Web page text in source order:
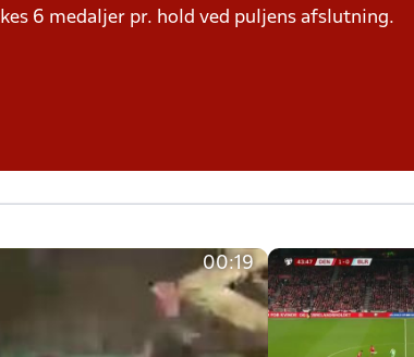
6 medaljer pr. hold ved puljens afslutning.
00:19